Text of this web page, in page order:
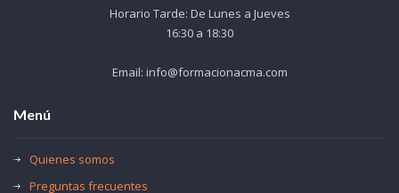
Horario Tarde: De Lunes a Jueves
16:30 a 18:30
Email: info@formacionacma.com
Menú
Quienes somos
Preguntas frecuentes